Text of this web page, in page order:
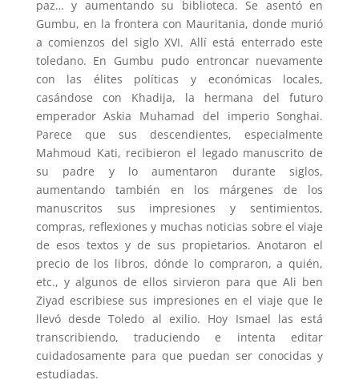
paz… y aumentando su biblioteca. Se asentó en
Gumbu, en la frontera con Mauritania, donde murió
a comienzos del siglo XVI. Allí está enterrado este
toledano. En Gumbu pudo entroncar nuevamente
con las élites políticas y económicas locales,
casándose con Khadija, la hermana del futuro
emperador Askia Muhamad del imperio Songhai.
Parece que sus descendientes, especialmente
Mahmoud Kati, recibieron el legado manuscrito de
su padre y lo aumentaron durante siglos,
aumentando también en los márgenes de los
manuscritos sus impresiones y sentimientos,
compras, reflexiones y muchas noticias sobre el viaje
de esos textos y de sus propietarios. Anotaron el
precio de los libros, dónde lo compraron, a quién,
etc., y algunos de ellos sirvieron para que Ali ben
Ziyad escribiese sus impresiones en el viaje que le
llevó desde Toledo al exilio. Hoy Ismael las está
transcribiendo, traduciendo e intenta editar
cuidadosamente para que puedan ser conocidas y
estudiadas.